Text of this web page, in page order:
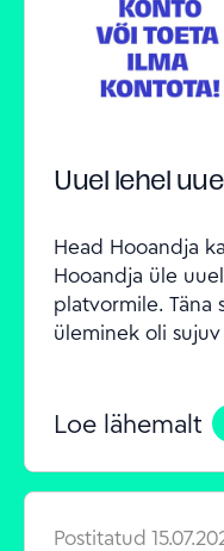
Uuel lehel
Head Hooandja
Hooandja üle
platvormile. Täna
üleminek oli
Loe lähemalt
Postitatud